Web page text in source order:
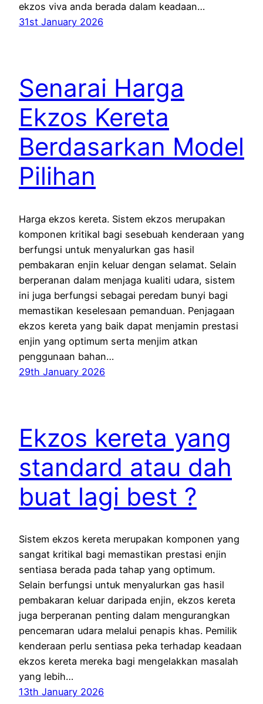
ekzos viva anda berada dalam keadaan…
31st January 2026
Senarai Harga
Ekzos Kereta
Berdasarkan Model
Pilihan
Harga ekzos kereta. Sistem ekzos merupakan
komponen kritikal bagi sesebuah kenderaan yang
berfungsi untuk menyalurkan gas hasil
pembakaran enjin keluar dengan selamat. Selain
berperanan dalam menjaga kualiti udara, sistem
ini juga berfungsi sebagai peredam bunyi bagi
memastikan keselesaan pemanduan. Penjagaan
ekzos kereta yang baik dapat menjamin prestasi
enjin yang optimum serta menjim atkan
penggunaan bahan…
29th January 2026
Ekzos kereta yang
standard atau dah
buat lagi best ?
Sistem ekzos kereta merupakan komponen yang
sangat kritikal bagi memastikan prestasi enjin
sentiasa berada pada tahap yang optimum.
Selain berfungsi untuk menyalurkan gas hasil
pembakaran keluar daripada enjin, ekzos kereta
juga berperanan penting dalam mengurangkan
pencemaran udara melalui penapis khas. Pemilik
kenderaan perlu sentiasa peka terhadap keadaan
ekzos kereta mereka bagi mengelakkan masalah
yang lebih…
13th January 2026